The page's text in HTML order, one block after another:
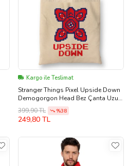
Kargo ile Teslimat
Stranger Things Pixel Upside Down
Demogorgon Head Bez Çanta Uzun
Saplı
399,90 TL %38
249,80 TL